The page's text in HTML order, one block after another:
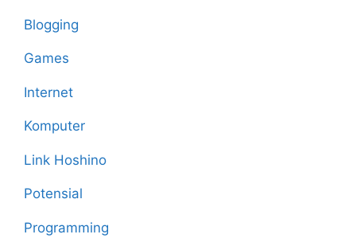
Blogging
Games
Internet
Komputer
Link Hoshino
Potensial
Programming